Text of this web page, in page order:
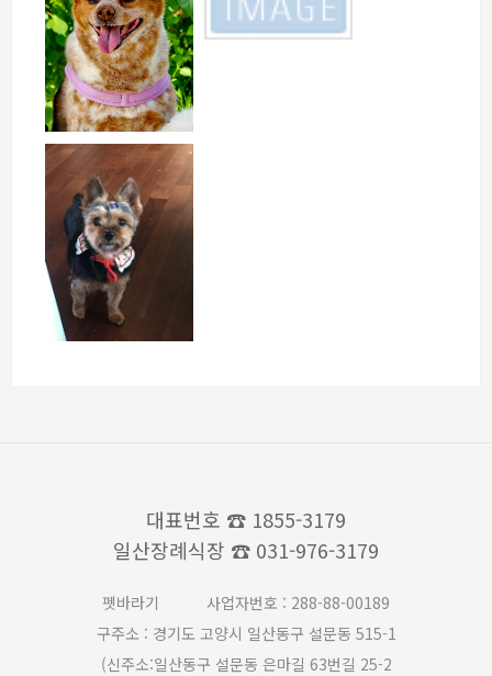
대표번호 ☎ 1855-3179
일산장례식장 ☎ 031-976-3179
펫바라기
사업자번호 : 288-88-00189
구주소 : 경기도 고양시 일산동구 설문동 515-1
(신주소:일산동구 설문동 은마길 63번길 25-2